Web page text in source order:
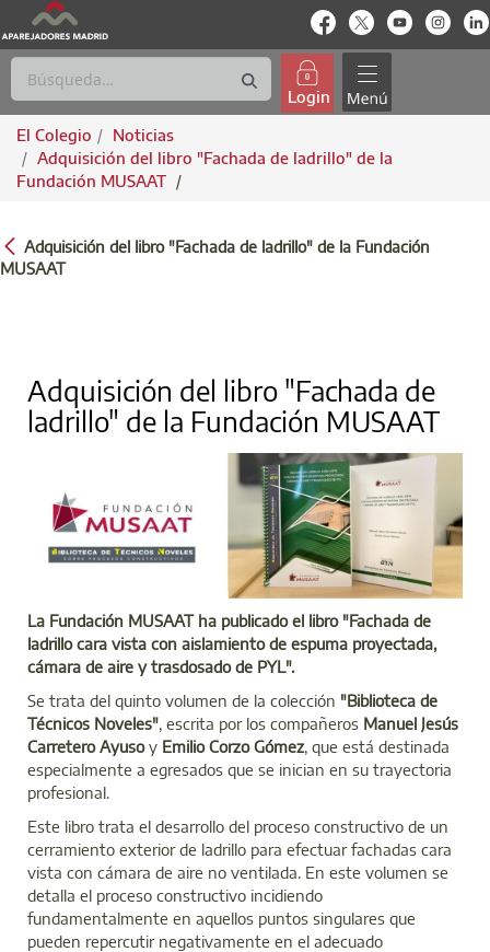
enlace-rrssenlace-rrss
enlace-
Login
El Colegio
Noticias
Adquisición del libro "Fachada de ladrillo" de la
Fundación MUSAAT /
ADQUISICIÓN DEL LIBRO "FACHADA DE
Adquisición del libro "Fachada de ladrillo" de la Fundación
MUSAAT
Adquisición del libro "Fachada de
ladrillo" de la Fundación MUSAAT
La Fundación MUSAAT ha publicado el libro "Fachada de
ladrillo cara vista con aislamiento de espuma proyectada,
cámara de aire y trasdosado de PYL".
Se trata del quinto volumen de la colección "Biblioteca de
Técnicos Noveles" , escrita por los compañeros Manuel Jesús
Carretero Ayusoy Emilio Corzo Gómez , que está destinada
especialmente a egresados que se inician en su trayectoria
profesional.
Este libro trata el desarrollo del proceso constructivo de un
cerramiento exterior de ladrillo para efectuar fachadas cara
vista con cámara de aire no ventilada. En este volumen se
detalla el proceso constructivo incidiendo
fundamentalmente en aquellos puntos singulares que
pueden repercutir negativamente en el adecuado